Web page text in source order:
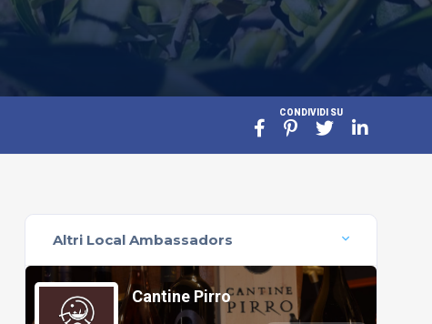
CONDIVIDI SU
Altri Local Ambassadors
Cantine Pirro